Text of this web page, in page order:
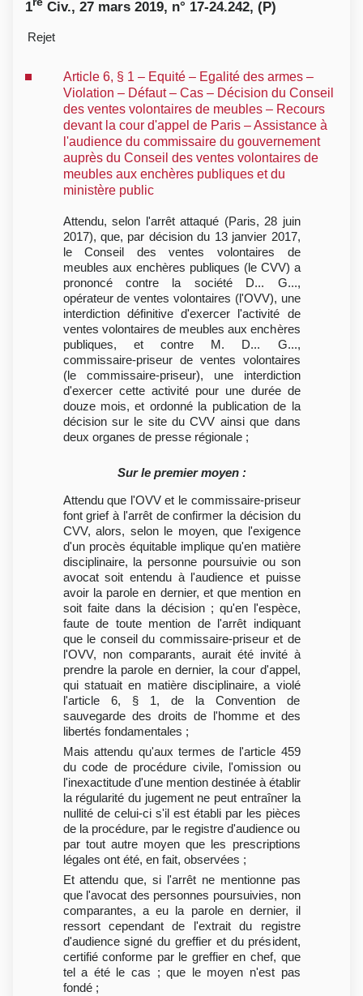
1 Civ., 27 mars 2019, n° 17-24.242, (P)
Rejet
Article 6, § 1 – Equité – Egalité des armes –
Violation – Défaut – Cas – Décision du Conseil
des ventes volontaires de meubles – Recours
devant la cour d'appel de Paris – Assistance à
l'audience du commissaire du gouvernement
auprès du Conseil des ventes volontaires de
meubles aux enchères publiques et du
ministère public
Attendu, selon l'arrêt attaqué (Paris, 28 juin
2017), que, par décision du 13 janvier 2017,
le Conseil des ventes volontaires de
meubles aux enchères publiques (le CVV) a
prononcé contre la société D... G...,
opérateur de ventes volontaires (l'OVV), une
interdiction définitive d'exercer l'activité de
ventes volontaires de meubles aux enchères
publiques, et contre M. D... G...,
commissaire-priseur de ventes volontaires
(le commissaire-priseur), une interdiction
d'exercer cette activité pour une durée de
douze mois, et ordonné la publication de la
décision sur le site du CVV ainsi que dans
deux organes de presse régionale ;
Sur le premier moyen :
Attendu que l'OVV et le commissaire-priseur
font grief à l'arrêt de confirmer la décision du
CVV, alors, selon le moyen, que l'exigence
d'un procès équitable implique qu'en matière
disciplinaire, la personne poursuivie ou son
avocat soit entendu à l'audience et puisse
avoir la parole en dernier, et que mention en
soit faite dans la décision ; qu'en l'espèce,
faute de toute mention de l'arrêt indiquant
que le conseil du commissaire-priseur et de
l'OVV, non comparants, aurait été invité à
prendre la parole en dernier, la cour d'appel,
qui statuait en matière disciplinaire, a violé
l'article 6, § 1, de la Convention de
sauvegarde des droits de l'homme et des
libertés fondamentales ;
Mais attendu qu'aux termes de l'article 459
du code de procédure civile, l'omission ou
l'inexactitude d'une mention destinée à établir
la régularité du jugement ne peut entraîner la
nullité de celui-ci s'il est établi par les pièces
de la procédure, par le registre d'audience ou
par tout autre moyen que les prescriptions
légales ont été, en fait, observées ;
Et attendu que, si l'arrêt ne mentionne pas
que l'avocat des personnes poursuivies, non
comparantes, a eu la parole en dernier, il
ressort cependant de l'extrait du registre
d'audience signé du greffier et du président,
certifié conforme par le greffier en chef, que
tel a été le cas ; que le moyen n'est pas
fondé ;